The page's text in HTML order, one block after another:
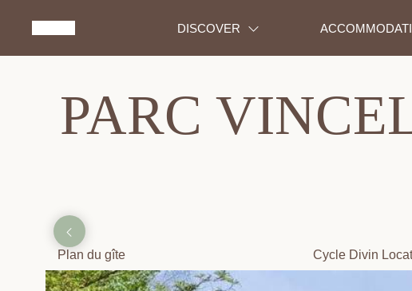
DISCOVER
PARC
Plan du gîte
Cycle Divin
électrique.